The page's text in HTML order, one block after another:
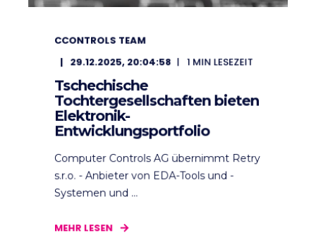
CCONTROLS TEAM
29.12.2025, 20:04:58
1 MIN LESEZEIT
Tschechische
Tochtergesellschaften bieten
Elektronik-
Entwicklungsportfolio
Computer Controls AG übernimmt Retry
s.r.o. - Anbieter von EDA-Tools und -
Systemen und ...
MEHR LESEN